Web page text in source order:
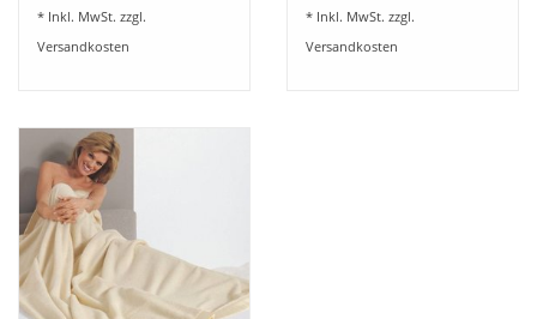
* Inkl. MwSt. zzgl.
Versandkosten
* Inkl. MwSt. zzgl.
Versandkosten